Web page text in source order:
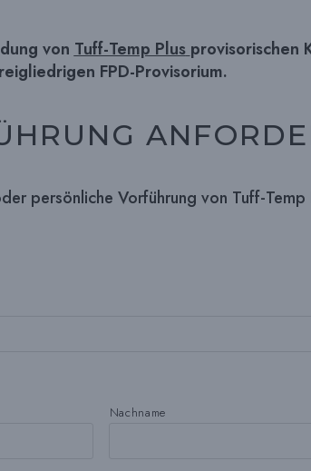
von Tuff-Temp Plus provisorischen
FPD-Provisorium.
persönliche Vorführung von Tuff-
Nachname